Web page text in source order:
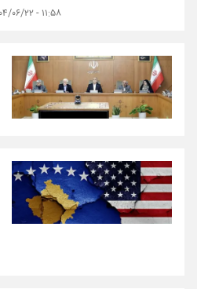
۱۱:۵۸ - ۱۴۰۴/۰۶/۲۲